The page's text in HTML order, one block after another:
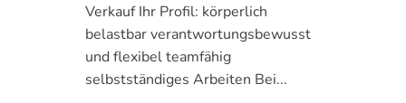
Verkauf Ihr Profil: körperlich
belastbar verantwortungsbewusst
und flexibel teamfähig
selbstständiges Arbeiten Bei...